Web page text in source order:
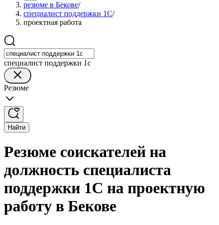
резюме в Бекове/
специалист поддержки 1С/
проектная работа
специалист поддержки 1с
Резюме
Найти
Резюме соискателей на
должность специалиста
поддержки 1С на проектную
работу в Бекове